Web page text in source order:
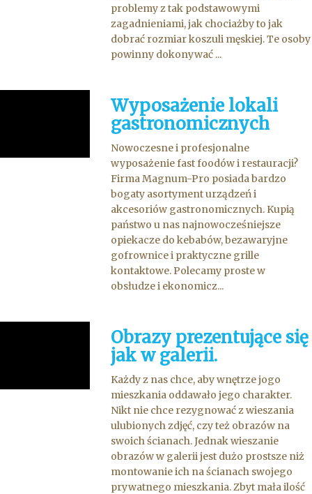
problemy z tak podstawowymi
zagadnieniami, jak chociażby to jak
dobrać rozmiar koszuli męskiej. Te osoby
powinny dokonywać ...
Wyposażenie lokali
gastronomicznych
Nowoczesne i profesjonalne
wyposażenie fast foodów i restauracji?
Firma Magnum-Pro posiada bardzo
bogaty asortyment urządzeń i
akcesoriów gastronomicznych. Kupią
państwo u nas najnowocześniejsze
opiekacze do kebabów, bezawaryjne
gofrownice i praktyczne grille
kontaktowe. Polecamy proste w
obsłudze i ekonomicz...
Obrazy prezentujące się
jak w galerii.
Każdy z nas chce, aby wnętrze jogo
mieszkania oddawało jego charakter.
Nikt nie chce rezygnować z wieszania
ulubionych zdjęć, czy też obrazów na
swoich ścianach. Jednak wieszanie
obrazów w galerii jest dużo prostsze niż
montowanie ich na ścianach swojego
prywatnego mieszkania. Zbyt mała ilość